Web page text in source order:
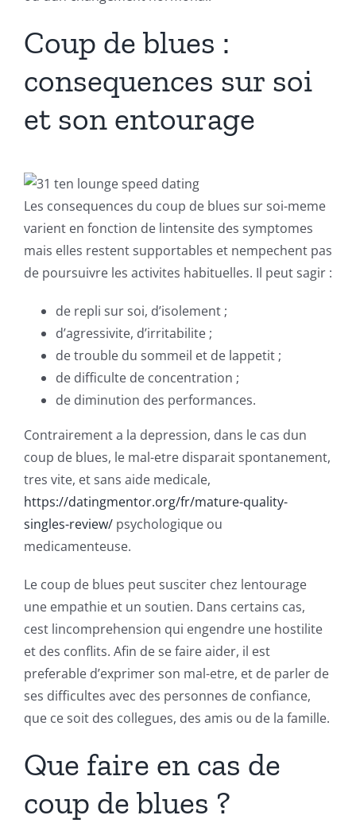
Coup de blues :
consequences sur soi
et son entourage
Les consequences du coup de blues sur soi-meme
varient en fonction de lintensite des symptomes
mais elles restent supportables et nempechent pas
de poursuivre les activites habituelles. Il peut sagir :
de repli sur soi, d’isolement ;
d’agressivite, d’irritabilite ;
de trouble du sommeil et de lappetit ;
de difficulte de concentration ;
de diminution des performances.
Contrairement a la depression, dans le cas dun
coup de blues, le mal-etre disparait spontanement,
tres vite, et sans aide medicale,
https://datingmentor.org/fr/mature-quality-
singles-review/ psychologique ou
medicamenteuse.
Le coup de blues peut susciter chez lentourage
une empathie et un soutien. Dans certains cas,
cest lincomprehension qui engendre une hostilite
et des conflits. Afin de se faire aider, il est
preferable d’exprimer son mal-etre, et de parler de
ses difficultes avec des personnes de confiance,
que ce soit des collegues, des amis ou de la famille.
Que faire en cas de
coup de blues ?